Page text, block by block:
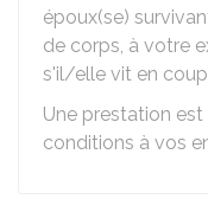
époux(se)
de corps, à votre
s'il/elle vit en
Une prestation
conditions à vos